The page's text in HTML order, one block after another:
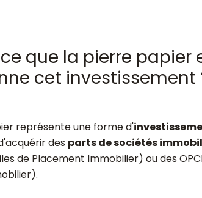
que la pierre papier
cet investissement
représente une forme d'
des parts de sociétés
de Placement Immobilier) ou des